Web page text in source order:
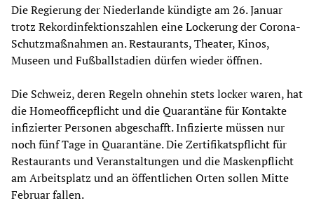
Die Regierung der Niederlande kündigte am 26. Januar
trotz Rekordinfektionszahlen eine Lockerung der Corona-
Schutzmaßnahmen an. Restaurants, Theater, Kinos,
Museen und Fußballstadien dürfen wieder öffnen.
Die Schweiz, deren Regeln ohnehin stets locker waren, hat
die Homeofficepflicht und die Quarantäne für Kontakte
infizierter Personen abgeschafft. Infizierte müssen nur
noch fünf Tage in Quarantäne. Die Zertifikatspflicht für
Restaurants und Veranstaltungen und die Maskenpflicht
am Arbeitsplatz und an öffentlichen Orten sollen Mitte
Februar fallen.